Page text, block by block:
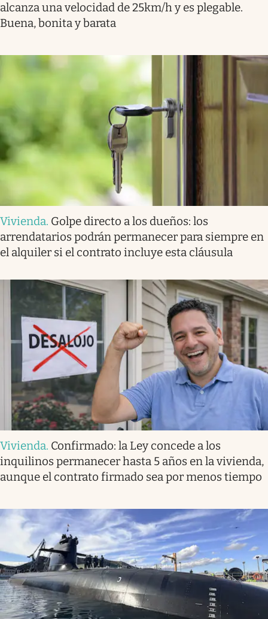
alcanza una velocidad de 25km/h y es plegable.
Buena, bonita y barata
Vivienda. Golpe directo a los dueños: los
arrendatarios podrán permanecer para siempre en
el alquiler si el contrato incluye esta cláusula
Vivienda. Confirmado: la Ley concede a los
inquilinos permanecer hasta 5 años en la vivienda,
aunque el contrato firmado sea por menos tiempo